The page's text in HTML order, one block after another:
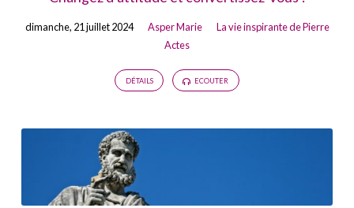
dimanche, 21 juillet 2024 Asper Marie
La vie inspirante de Pierre
Actes
DÉTAILS ECOUTER